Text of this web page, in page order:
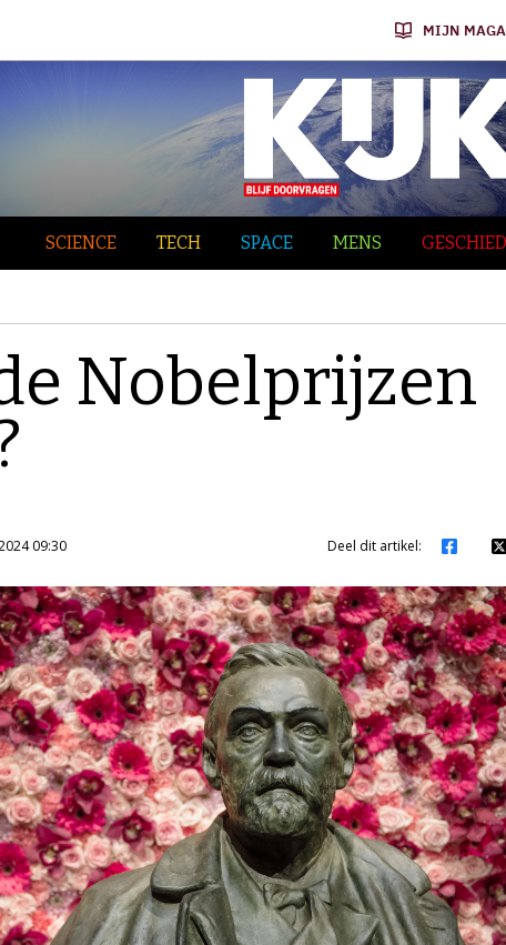
MIJN
SCIENCE TECH SPACE MENS
Nobelprijzen
09:30 Deel dit artikel: